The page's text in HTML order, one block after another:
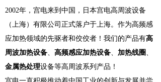
2002年，宫电来到中国，日本宫电高周波设备
（上海）有限公司正式落户于上海。作为高频感
应加热领域的先驱者和佼佼者！我们的产品有高
周波加热设备、 高频感应加热设备、 加热线圈 、
金属热处理设备等高周波系列产品！